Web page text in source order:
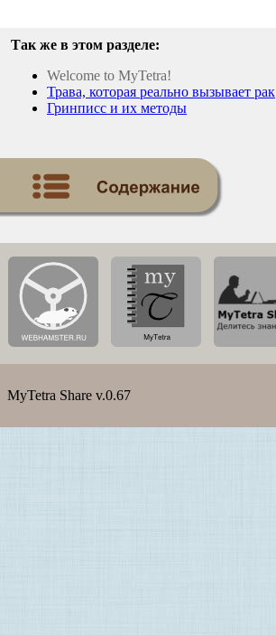
Так же в этом разделе:
Welcome to MyTetra!
Трава, которая реально вызывает рак
Гринписс и их методы
MyTetra Share v.0.67